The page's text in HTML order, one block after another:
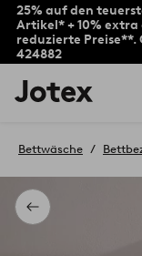
25% auf den
Artikel* + 10%
reduzierte Preise**.
424882
Jotex-
Logo
Startseite
Zurück
Bettwäsche